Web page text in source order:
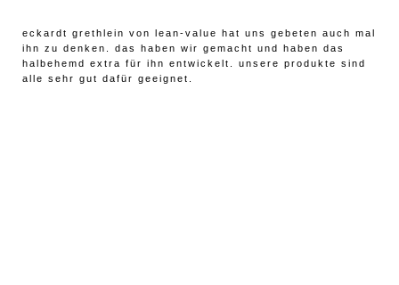
eckardt grethlein von lean-value hat uns gebeten auch mal
ihn zu denken. das haben wir gemacht und haben das
halbehemd extra für ihn entwickelt. unsere produkte sind
alle sehr gut dafür geeignet.